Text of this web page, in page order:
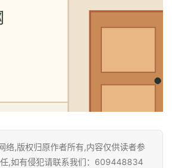
络,版权归原作者所有,内容仅供读者参
,如有侵犯请联系我们：609448834